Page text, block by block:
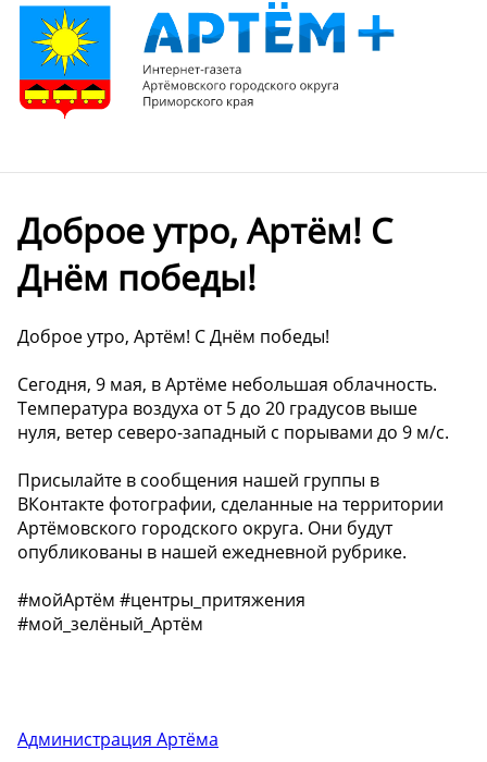
Доброе утро, Артём! С
Днём победы!
Доброе утро, Артём! С Днём победы!
Сегодня, 9 мая, в Артёме небольшая облачность.
Температура воздуха от 5 до 20 градусов выше
нуля, ветер северо-западный с порывами до 9 м/с.
Присылайте в сообщения нашей группы в
ВКонтакте фотографии, сделанные на территории
Артёмовского городского округа. Они будут
опубликованы в нашей ежедневной рубрике.
#мойАртём #центры_притяжения
#мой_зелёный_Артём
Администрация Артёма